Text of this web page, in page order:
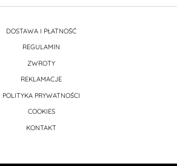
DOSTAWA I PŁATNOŚĆ
REGULAMIN
ZWROTY
REKLAMACJE
POLITYKA PRYWATNOŚCI
COOKIES
KONTAKT